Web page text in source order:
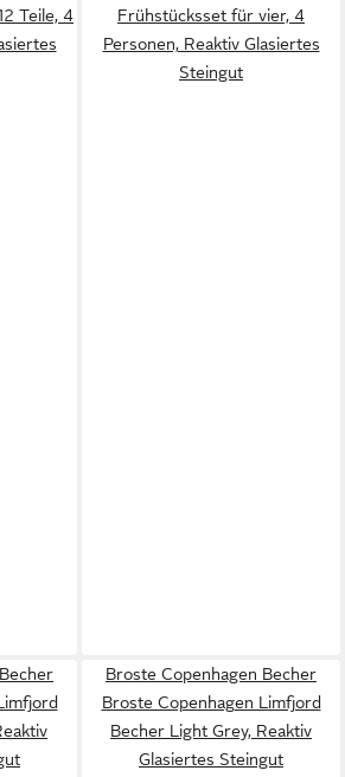
Teile, 4
Frühstücksset für vier, 4
Personen, Reaktiv Glasiertes
Steingut
Broste Copenhagen Becher
Broste Copenhagen Limfjord
Becher Light Grey, Reaktiv
Glasiertes Steingut